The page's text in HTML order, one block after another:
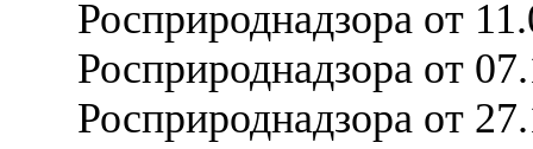
Росприроднадзора от
Росприроднадзора от
Росприроднадзора от